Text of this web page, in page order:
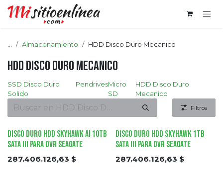
Ir al contenido
Almacenamiento HDD Disco Duro Mecanico
HDD Disco Duro Mecanico
SSD Disco Duro
Solido
PendrivesMicro
SD
HDD Disco Duro
Mecanico
Filtros
Disco Duro HDD SKYHAWK AI 10TB
Sata III para DVR SEAGATE
287.406.126,63 $
Disco Duro HDD SKYHAWK 1TB
Sata III para DVR SEAGATE
287.406.126,63 $